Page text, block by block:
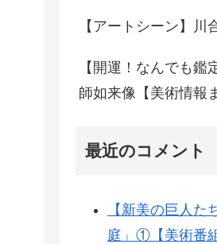
【アートシーン】
【開運！なんでも鑑
師如来像【美術情報
最近のコメント
【新美の巨人た
庭」①【美術番